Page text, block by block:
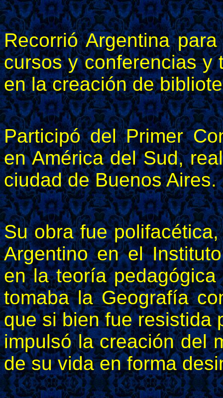
Recorrió Argentina
cursos y conferencias y
en la creación de
Participó del Primer
en América del Sud,
ciudad de Buenos Aires.
Su obra fue
Argentino en el
en la teoría
tomaba la Geografía
que si bien fue resistida
impulsó la creación del
de su vida en forma